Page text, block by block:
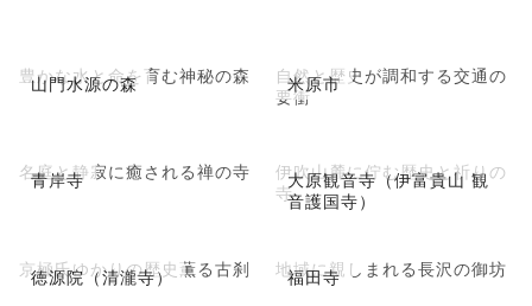
山門水源の森
豊かな水と命を育む神秘の森 米原市
自然と歴史が調和する交通の
要衝
青岸寺
名庭と静寂に癒される禅の寺
大原観音寺（伊富貴山 観
音護国寺）
伊吹山麓に佇む歴史と祈りの
寺
徳源院（清瀧寺）
京極氏ゆかりの歴史薫る古刹 福田寺
地域に親しまれる長沢の御坊